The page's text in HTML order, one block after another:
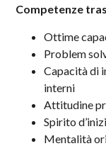
Competenze
Ottime
Problem
Capacità di
interni
Attitudine
Spirito
Mentalità